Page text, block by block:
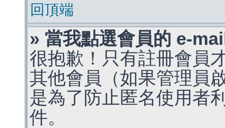
回頂端
» 當我點選會員的 e-
很抱歉！只有註冊會員
其他會員（如果管理員
是為了防止匿名使用者
件。